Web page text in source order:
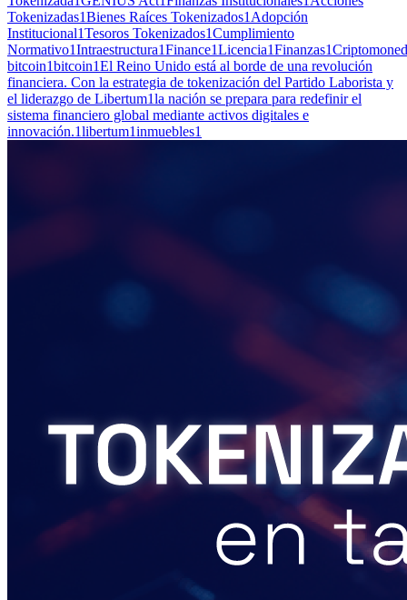
Tokenizadas1Bienes Raíces Tokenizados1 Adopción
Institucional1Tesoros Tokenizados1Cumplimiento
Normativo1Intraestructura1Finance1Licencia1Finanzas1
bitcoin1bitcoin1El Reino Unido está al borde de una revolución
financiera. Con la estrategia de tokenización del Partido Laborista y
el liderazgo de Libertum1la nación se prepara para redefinir el
sistema financiero global mediante activos digitales e
innovación.1libertum1inmuebles1